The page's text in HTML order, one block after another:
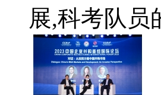
展,科考队员